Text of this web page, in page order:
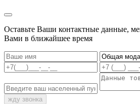
Оставьте Ваши контактные данные,
Вами в ближайшее время
жду звонка